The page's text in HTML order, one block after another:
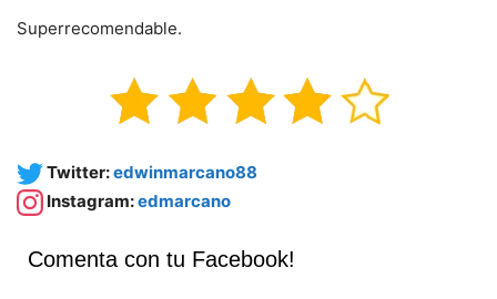
Superrecomendable.
Twitter:edwinmarcano88
Instagram:edmarcano
Comenta con tu Facebook!